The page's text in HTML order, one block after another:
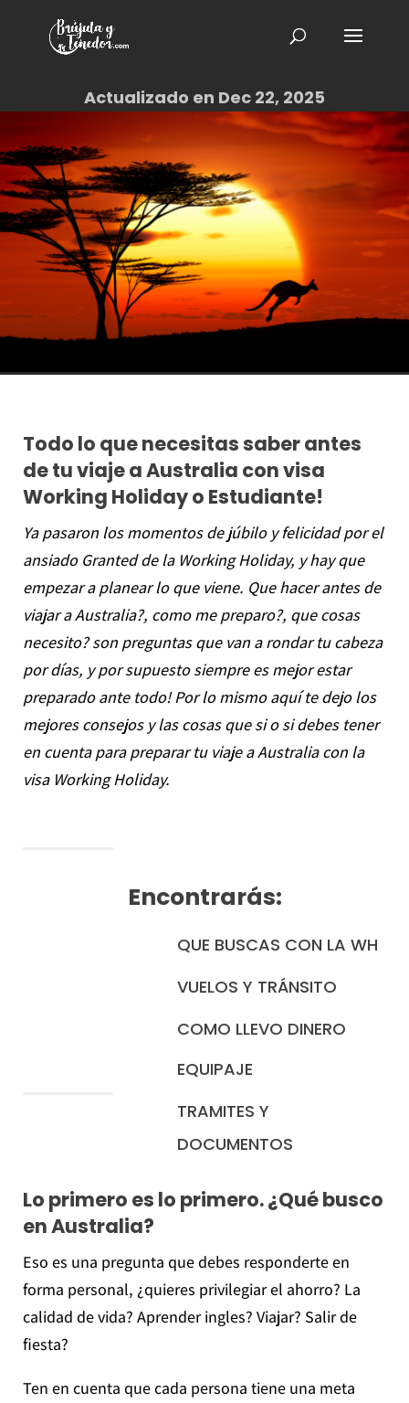
Que hacer antes de viajar
a Australia – Guía.
Actualizado en Dec 22, 2025
Todo lo que necesitas saber antes
de tu viaje a Australia con visa
Working Holiday o Estudiante!
Ya pasaron los momentos de júbilo y felicidad por el
ansiado Granted de la Working Holiday, y hay que
empezar a planear lo que viene. Que hacer antes de
viajar a Australia?, como me preparo?, que cosas
necesito? son preguntas que van a rondar tu cabeza
por días, y por supuesto siempre es mejor estar
preparado ante todo! Por lo mismo aquí te dejo los
mejores consejos y las cosas que si o si debes tener
en cuenta para preparar tu viaje a Australia con la
visa Working Holiday.
Encontrarás:
QUE BUSCAS CON LA WH
VUELOS Y TRÁNSITO
COMO LLEVO DINERO
EQUIPAJE
TRAMITES Y
DOCUMENTOS
Lo primero es lo primero. ¿Qué busco
en Australia?
Eso es una pregunta que debes responderte en
forma personal, ¿quieres privilegiar el ahorro? La
calidad de vida? Aprender ingles? Viajar? Salir de
fiesta?
Ten en cuenta que cada persona tiene una meta